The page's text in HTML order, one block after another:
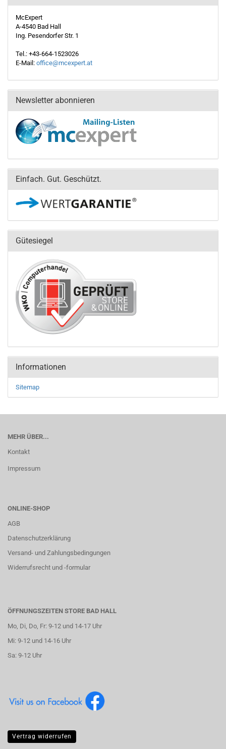
McExpert
A-4540 Bad Hall
Ing. Pesendorfer Str. 1
Tel.: +43-664-1523026
E-Mail: office@mcexpert.at
Newsletter abonnieren
Einfach. Gut. Geschützt.
Gütesiegel
Informationen
Sitemap
MEHR ÜBER...
Kontakt
Impressum
ONLINE-SHOP
AGB
Datenschutzerklärung
Versand- und Zahlungsbedingungen
Widerrufsrecht und -formular
ÖFFNUNGSZEITEN STORE BAD HALL
Mo, Di, Do, Fr: 9-12 und 14-17 Uhr
Mi: 9-12 und 14-16 Uhr
Sa: 9-12 Uhr
Vertrag widerrufen